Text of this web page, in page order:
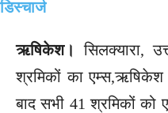
ऋषिकेश।
सिलक्यारा,
श्रमिकों का
बाद सभी 41 श्रमिकों